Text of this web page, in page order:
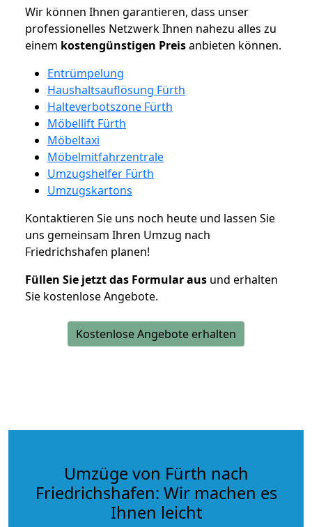
Wir können Ihnen garantieren, dass unser
professionelles Netzwerk Ihnen nahezu alles zu
einem kostengünstigen Preisanbieten können.
Entrümpelung
Haushaltsauflösung Fürth
Halteverbotszone Fürth
Möbellift Fürth
Möbeltaxi
Möbelmitfahrzentrale
Umzugshelfer Fürth
Umzugskartons
Kontaktieren Sie uns noch heute und lassen Sie
uns gemeinsam Ihren Umzug nach
Friedrichshafen planen!
Füllen Sie jetzt das Formular aus und erhalten
Sie kostenlose Angebote.
Kostenlose Angebote erhalten
Umzüge von Fürth nach
Friedrichshafen: Wir machen es
Ihnen leicht